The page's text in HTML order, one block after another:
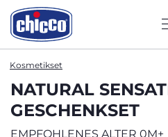
Kosmetikset
NATURAL
GESCHENKSET
EMPFOHLENES ALTER 0M+